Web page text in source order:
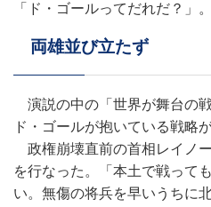
「ド・ゴールってだれだ？」
両雄並び立たず
演説の中の「世界が舞台の
ド・ゴールが抱いている戦略
政権崩壊直前の首相レイノ
を行なった。「本土で戦って
い。無傷の将兵を早いうちに